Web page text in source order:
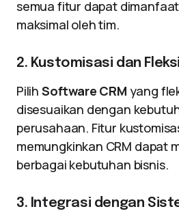
semua fitur dapat
maksimal oleh tim.
2. Kustomisasi dan
Pilih Software CRM yang
disesuaikan dengan
perusahaan. Fitur
memungkinkan CRM dapat
berbagai kebutuhan bisnis.
3. Integrasi dengan